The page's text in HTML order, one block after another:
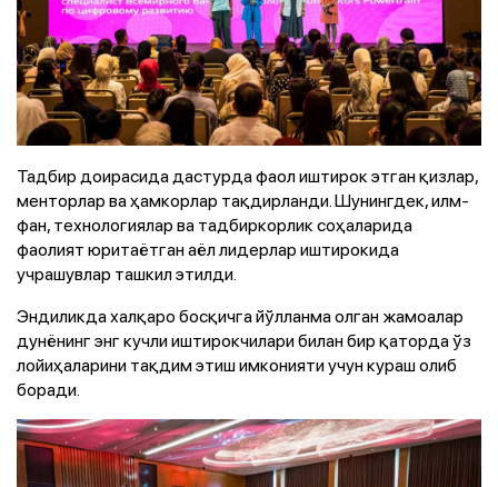
Тадбир доирасида дастурда фаол иштирок этган қизлар,
менторлар ва ҳамкорлар тақдирланди. Шунингдек, илм-
фан, технологиялар ва тадбиркорлик соҳаларида
фаолият юритаётган аёл лидерлар иштирокида
учрашувлар ташкил этилди.
Эндиликда халқаро босқичга йўлланма олган жамоалар
дунёнинг энг кучли иштирокчилари билан бир қаторда ўз
лойиҳаларини тақдим этиш имконияти учун кураш олиб
боради.